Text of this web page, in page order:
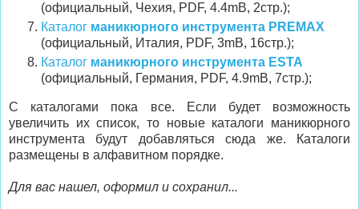
(официальный, Чехия, PDF, 4.4mB, 2стр.);
Каталог маникюрного инструмента PREMAX
(официальный, Италия, PDF, 3mB, 16стр.);
Каталог маникюрного инструмента ESTA
(официальный, Германия, PDF, 4.9mB, 7стр.);
С каталогами пока все. Если будет возможность
увеличить их список, то новые каталоги маникюрного
инструмента будут добавляться сюда же. Каталоги
размещены в алфавитном порядке.
Для вас нашел, оформил и сохранил...